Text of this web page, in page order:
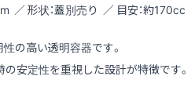
形状：蓋別売り ／ 目安：約170cc
の高い透明容器です。
安定性を重視した設計が特徴です。